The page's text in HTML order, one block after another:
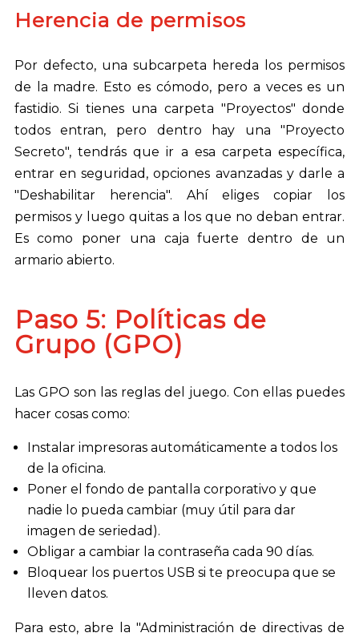
Herencia de permisos
Por defecto, una subcarpeta hereda los permisos
de la madre. Esto es cómodo, pero a veces es un
fastidio. Si tienes una carpeta "Proyectos" donde
todos entran, pero dentro hay una "Proyecto
Secreto", tendrás que ir a esa carpeta específica,
entrar en seguridad, opciones avanzadas y darle a
"Deshabilitar herencia". Ahí eliges copiar los
permisos y luego quitas a los que no deban entrar.
Es como poner una caja fuerte dentro de un
armario abierto.
Paso 5: Políticas de
Grupo (GPO)
Las GPO son las reglas del juego. Con ellas puedes
hacer cosas como:
Instalar impresoras automáticamente a todos los
de la oficina.
Poner el fondo de pantalla corporativo y que
nadie lo pueda cambiar (muy útil para dar
imagen de seriedad).
Obligar a cambiar la contraseña cada 90 días.
Bloquear los puertos USB si te preocupa que se
lleven datos.
Para esto, abre la "Administración de directivas de